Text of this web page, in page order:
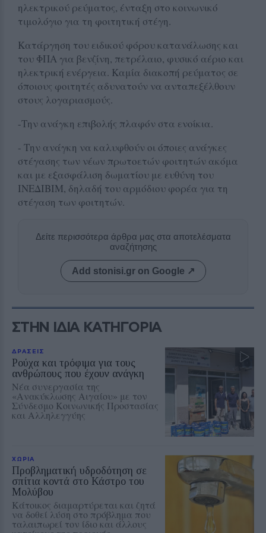
ηλεκτρικού ρεύματος, ένταξη στο κοινωνικό
τιμολόγιο για τη φοιτητική στέγη.
Κατάργηση του ειδικού φόρου κατανάλωσης και
του ΦΠΑ για βενζίνη, πετρέλαιο, φυσικό αέριο και
ηλεκτρική ενέργεια. Καμία διακοπή ρεύματος σε
όποιους φοιτητές αδυνατούν να ανταπεξέλθουν
στους λογαριασμούς.
-Την ανάγκη επιβολής πλαφόν στα ενοίκια.
- Την ανάγκη να καλυφθούν οι όποιες ανάγκες
στέγασης των νέων πρωτοετών φοιτητών ακόμα
και με εξασφάλιση δωματίου με ευθύνη του
ΙΝΕΔΙΒΙΜ, δηλαδή του αρμόδιου φορέα για τη
στέγαση των φοιτητών.
Δείτε περισσότερα άρθρα μας στα αποτελέσματα
αναζήτησης
Add stonisi.gr on Google ↗
ΣΤΗΝ ΙΔΙΑ ΚΑΤΗΓΟΡΙΑ
ΔΡΑΣΕΙΣ
Ρούχα και τρόφιμα για τους
ανθρώπους που έχουν ανάγκη
Νέα συνεργασία της
«Ανακύκλωσης Αιγαίου» με τον
Σύνδεσμο Κοινωνικής Προστασίας
και Αλληλεγγύης
ΧΩΡΙΑ
Προβληματική υδροδότηση σε
σπίτια κοντά στο Κάστρο του
Μολύβου
Κάτοικος διαμαρτύρεται και ζητά
να δοθεί λύση στο πρόβλημα που
ταλαιπωρεί τον ίδιο και άλλους